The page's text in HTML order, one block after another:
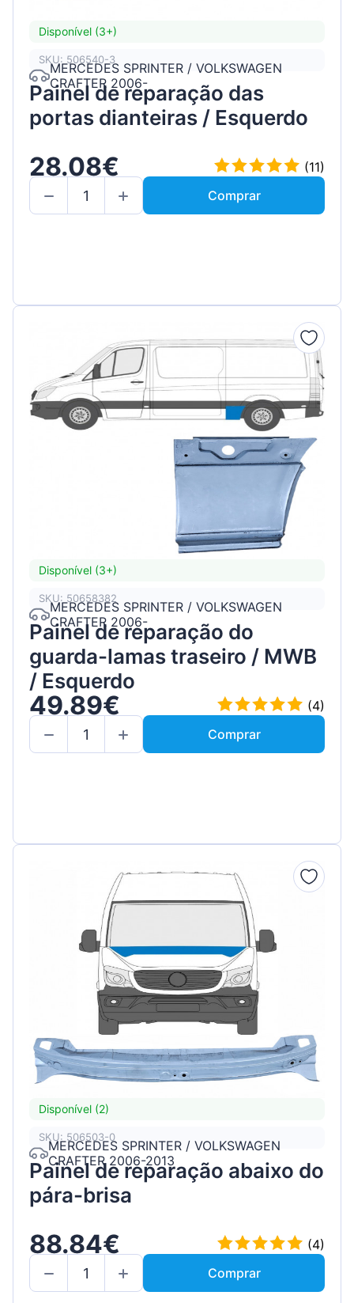
Disponível (3+)
SKU: 506540-3
MERCEDES SPRINTER / VOLKSWAGEN
CRAFTER 2006-
Painel de reparação das
portas dianteiras / Esquerdo
28.08€
(11)
Comprar
Disponível (3+)
SKU: 50658382
MERCEDES SPRINTER / VOLKSWAGEN
CRAFTER 2006-
Painel de reparação do
guarda-lamas traseiro / MWB
/ Esquerdo
49.89€
(4)
Comprar
Disponível (2)
SKU: 506503-0
MERCEDES SPRINTER / VOLKSWAGEN
CRAFTER 2006-2013
Painel de reparação abaixo do
pára-brisa
88.84€
(4)
Comprar